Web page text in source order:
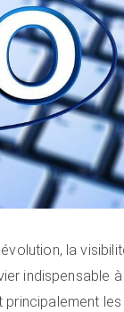
la
indispensable